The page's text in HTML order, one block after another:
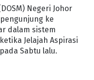
Negeri Johor
ke
dalam sistem
Jelajah Aspirasi
Sabtu lalu.